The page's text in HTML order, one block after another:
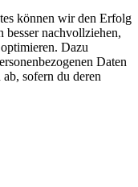
können wir den Erfolg
besser nachvollziehen,
Dazu
Daten
sofern du deren